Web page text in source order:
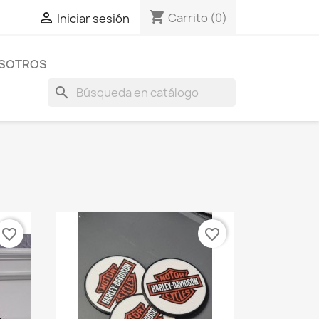
 Iniciar sesión shopping_cart Carrito (0)
search
favorite_border favorite_border